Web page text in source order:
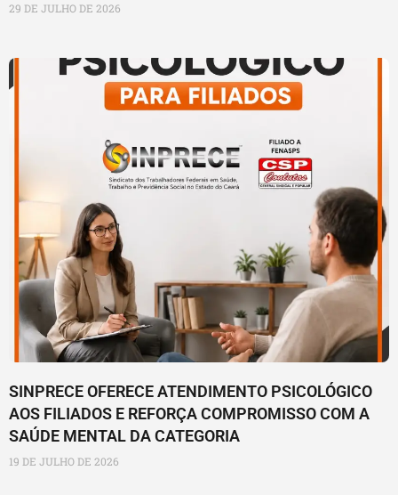
29 DE JULHO DE 2026
SINPRECE OFERECE ATENDIMENTO PSICOLÓGICO
AOS FILIADOS E REFORÇA COMPROMISSO COM A
SAÚDE MENTAL DA CATEGORIA
19 DE JULHO DE 2026